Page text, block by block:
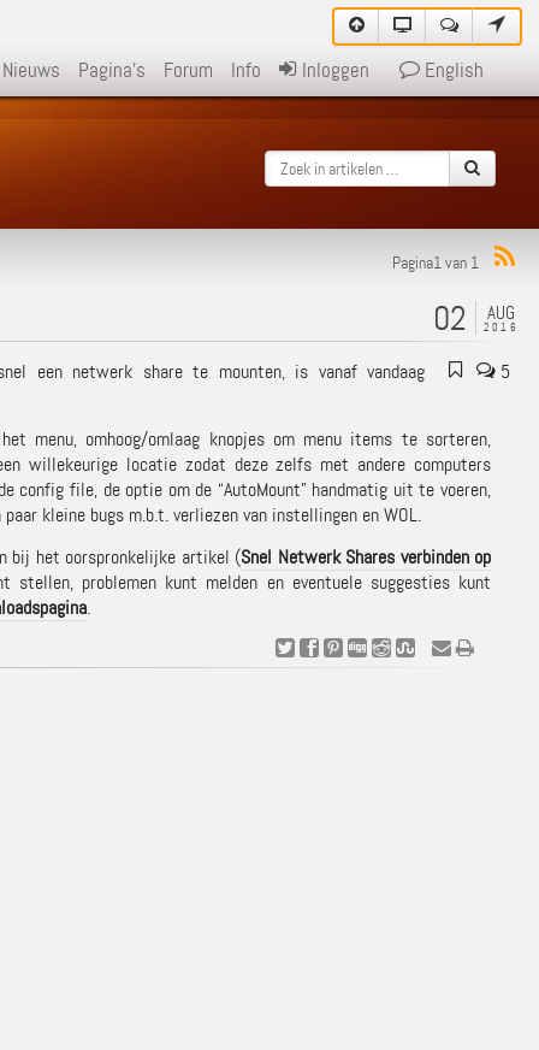
Nieuws Pagina's Forum Info Inloggen English
Pagina1 van 1
AUG
2016
02
5
een netwerk share te mounten, is vanaf vandaag
menu, omhoog/omlaag knopjes om menu items te sorteren,
willekeurige locatie zodat deze zelfs met andere computers
config file, de optie om de “AutoMount” handmatig uit te voeren,
kleine bugs m.b.t. verliezen van instellingen en WOL.
bij het oorspronkelijke artikel (Snel Netwerk Shares verbinden op
stellen, problemen kunt melden en eventuele suggesties kunt
.